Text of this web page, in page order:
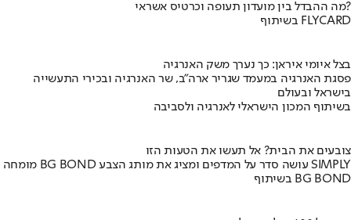
מה ההבדל בין מועדון תעופה וכרטיס אשראי?
בשיתוף FLYCARD
בצל איומי איראן: כך נערך משק האנרגיה
פסגת האנרגיה במעמד שגריר ארה"ב, שר האנרגיה ובכירי התעשייה
בישראל ובעולם
בשיתוף המכון הישראלי לאנרגיה ולסביבה
צובעים את הבית? אל תעשו את הטעות הזו
מומחה BG BOND עושה סדר על המדפים ומציג את מותג הצבע SIMPLY
בשיתוף BG BOND